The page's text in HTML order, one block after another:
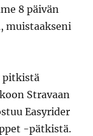
8 päivän
muistaakseni
pitkistä
Stravaan
Easyrider
-pätkistä.